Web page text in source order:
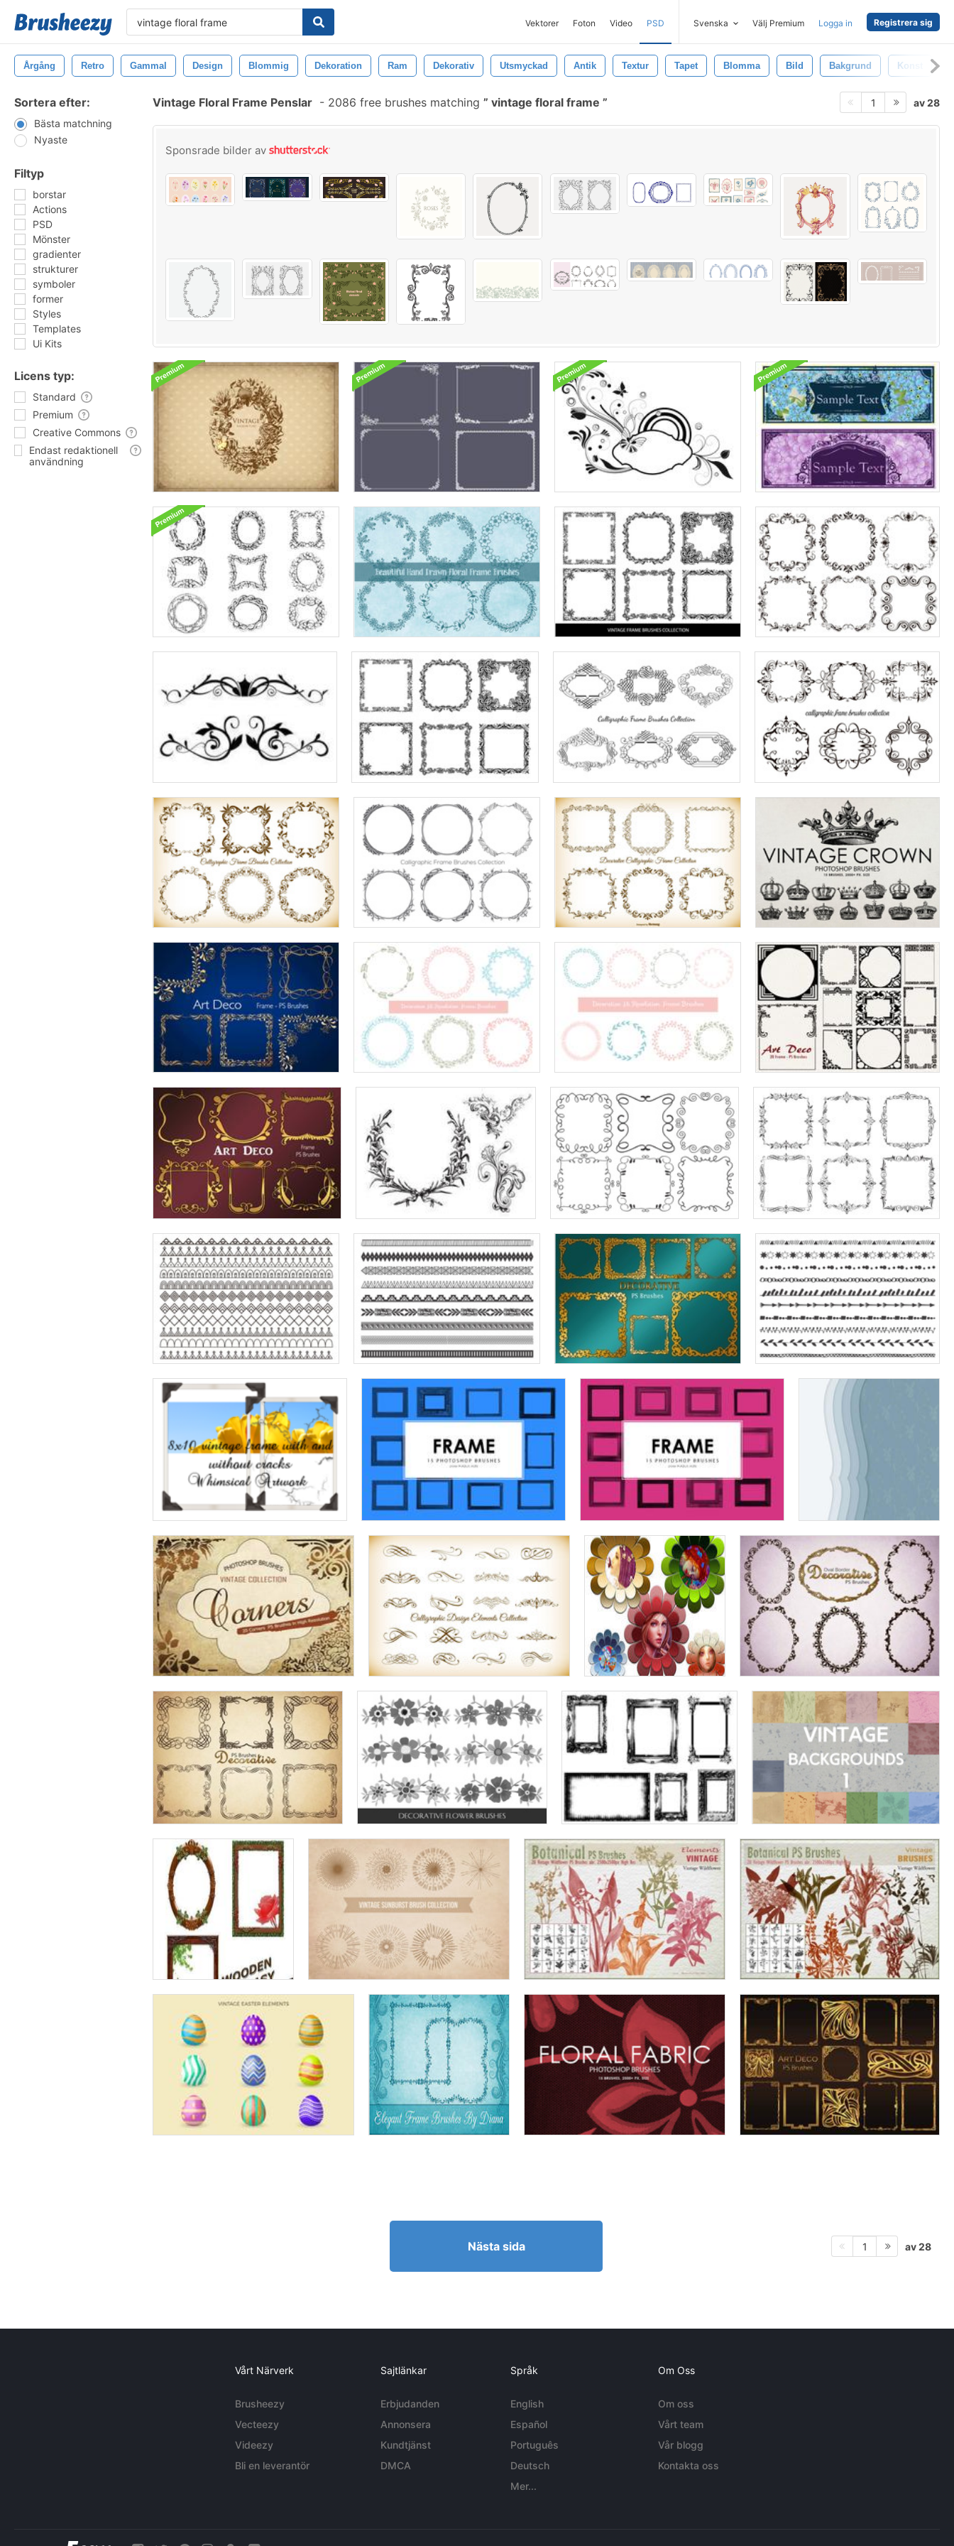
Vektorer Foton Video PSD Svenska Välj Premium Logga in Registrera sig
Årgång Retro Gammal Design Blommig Dekoration Ram Dekorativ Utsmyckad Antik Textur Tapet Blomma Bild Bakgrund Konst
Sortera efter:
Bästa matchning
Nyaste
Filtyp
borstar
Actions
PSD
Mönster
gradienter
strukturer
symboler
former
Styles
Templates
Ui Kits
Licens typ:
Standard
Premium
Creative Commons
Endast redaktionell
användning
Vintage Floral Frame Penslar - 2086 free brushes matching vintage floral frame 1 av 28
Sponsrade bilder av
Nästa sida 1 av 28
Vårt Närverk
Brusheezy
Vecteezy
Videezy
Bli en leverantör
Sajtlänkar
Erbjudanden
Annonsera
Kundtjänst
DMCA
Språk
English
Español
Português
Deutsch
Mer...
Om Oss
Om oss
Vårt team
Vår blogg
Kontakta oss